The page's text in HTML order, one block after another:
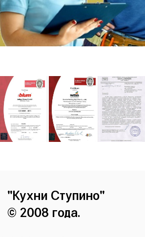
"Кухни Ступино"
© 2008 года.